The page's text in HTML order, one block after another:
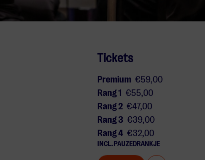
Tickets
Premium €59,00
Rang 1 €55,00
Rang 2 €47,00
Rang 3 €39,00
Rang 4 €32,00
INCL. PAUZEDRANKJE